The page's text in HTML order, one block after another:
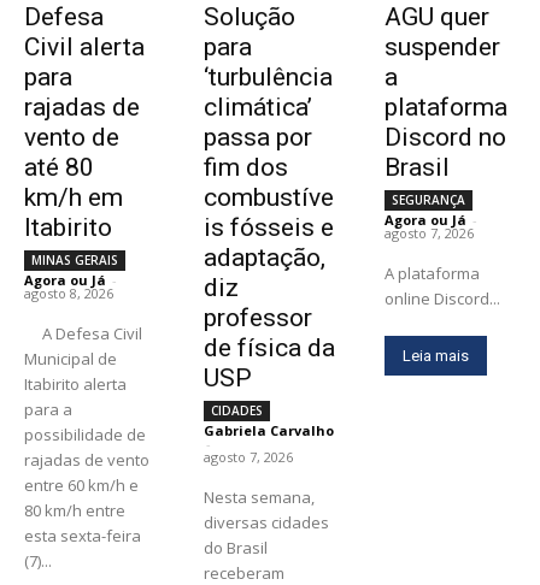
Defesa
Civil alerta
para
rajadas de
vento de
até 80
km/h em
Itabirito
MINAS GERAIS
Agora ou Já -
agosto 8, 2026
Municipal de
Itabirito alerta
para a
possibilidade de
rajadas de vento
entre 60 km/h e
80 km/h entre
esta sexta-feira
(7)...
Solução
para
‘turbulência
climática’
passa por
fim dos
combustíve
is fósseis e
adaptação,
diz
professor
de física da
USP
CIDADES
Gabriela Carvalho
-
agosto 7, 2026
Nesta semana,
diversas cidades
do Brasil
receberam
AGU quer
suspender
a
plataforma
Discord no
Brasil
SEGURANÇA
Agora ou Já -
agosto 7, 2026
A plataforma
online Discord...
Leia mais